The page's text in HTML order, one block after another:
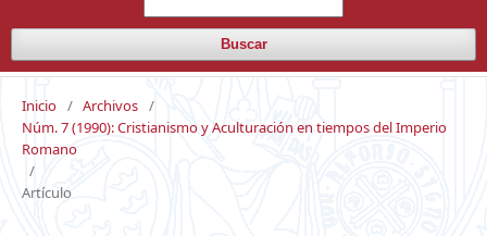
Buscar
Inicio / Archivos /
Núm. 7 (1990): Cristianismo y Aculturación en tiempos del Imperio
Romano
/
Artículo